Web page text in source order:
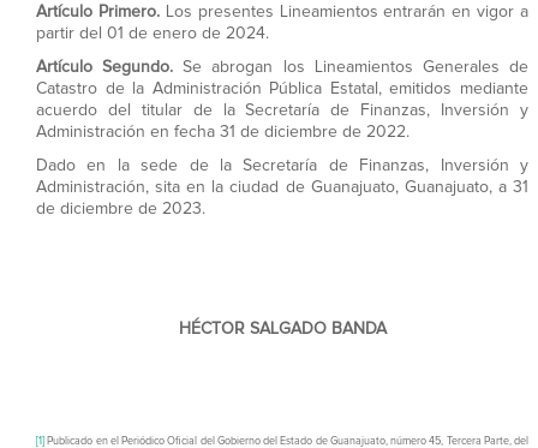
Artículo Primero.Los presentes Lineamientos entrarán en vigor a
partir del 01 de enero de 2024.
Artículo Segundo. Se abrogan los Lineamientos Generales de
Catastro de la Administración Pública Estatal, emitidos mediante
acuerdo del titular de la Secretaría de Finanzas, Inversión y
Administración en fecha 31 de diciembre de 2022.
Dado en la sede de la Secretaría de Finanzas, Inversión y
Administración, sita en la ciudad de Guanajuato, Guanajuato, a 31
de diciembre de 2023.
HÉCTOR SALGADO BANDA
[1]
Publicado en el Periódico Oficial del Gobierno del Estado de Guanajuato, número 45, Tercera Parte, del